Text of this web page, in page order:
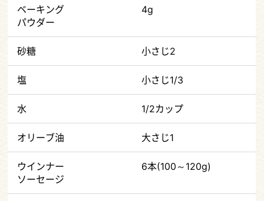
ベーキング
パウダー
4g
砂糖 小さじ2
塩 小さじ1/3
水 1/2カップ
オリーブ油 大さじ1
ウインナー
ソーセージ
6本(100～120g)